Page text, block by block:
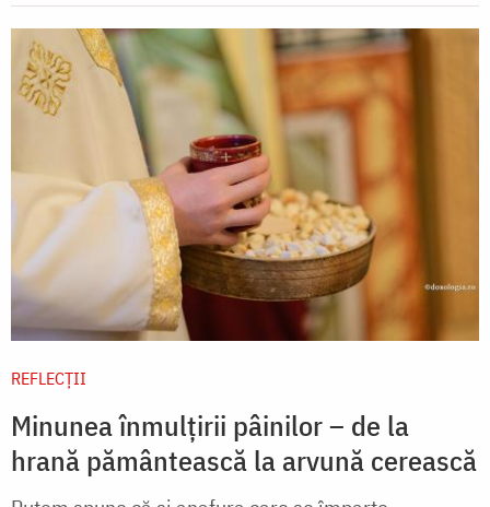
REFLECȚII
Minunea înmulțirii pâinilor – de la
hrană pământească la arvună cerească